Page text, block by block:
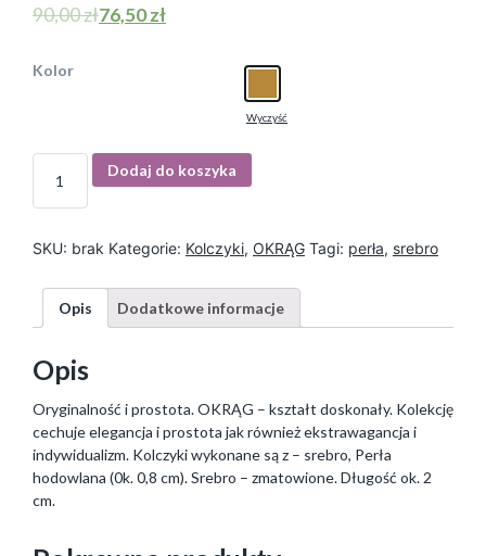
90,00zł76,50zł
Kolor
Wyczyść
I
ś
Dodaj do koszyka
SKU: brak Kategorie: Kolczyki, OKRĄG Tagi: perła, srebro
Opis Dodatkowe informacje
Opis
Oryginalność i prostota. OKRĄG – kształt doskonały. Kolekcję
cechuje elegancja i prostota jak również ekstrawagancja i
indywidualizm. Kolczyki wykonane są z – srebro, Perła
hodowlana (0k. 0,8 cm). Srebro – zmatowione. Długość ok. 2
cm.